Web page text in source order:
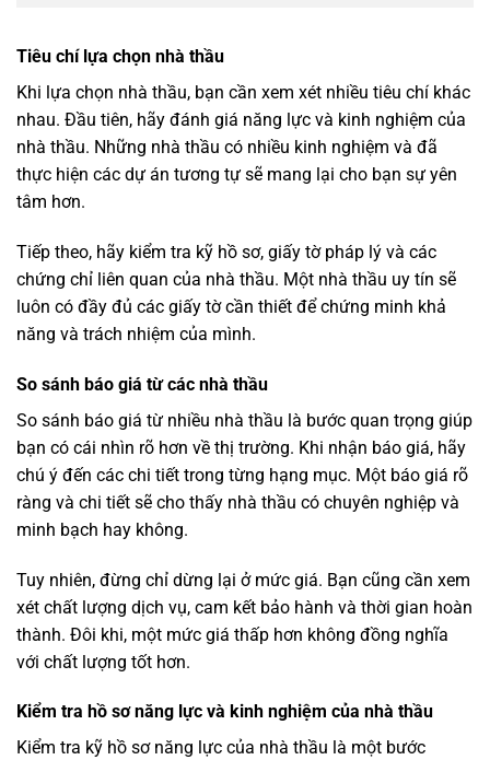
Tiêu chí lựa chọn nhà thầu
Khi lựa chọn nhà thầu, bạn cần xem xét nhiều tiêu chí khác
nhau. Đầu tiên, hãy đánh giá năng lực và kinh nghiệm của
nhà thầu. Những nhà thầu có nhiều kinh nghiệm và đã
thực hiện các dự án tương tự sẽ mang lại cho bạn sự yên
tâm hơn.
Tiếp theo, hãy kiểm tra kỹ hồ sơ, giấy tờ pháp lý và các
chứng chỉ liên quan của nhà thầu. Một nhà thầu uy tín sẽ
luôn có đầy đủ các giấy tờ cần thiết để chứng minh khả
năng và trách nhiệm của mình.
So sánh báo giá từ các nhà thầu
So sánh báo giá từ nhiều nhà thầu là bước quan trọng giúp
bạn có cái nhìn rõ hơn về thị trường. Khi nhận báo giá, hãy
chú ý đến các chi tiết trong từng hạng mục. Một báo giá rõ
ràng và chi tiết sẽ cho thấy nhà thầu có chuyên nghiệp và
minh bạch hay không.
Tuy nhiên, đừng chỉ dừng lại ở mức giá. Bạn cũng cần xem
xét chất lượng dịch vụ, cam kết bảo hành và thời gian hoàn
thành. Đôi khi, một mức giá thấp hơn không đồng nghĩa
với chất lượng tốt hơn.
Kiểm tra hồ sơ năng lực và kinh nghiệm của nhà thầu
Kiểm tra kỹ hồ sơ năng lực của nhà thầu là một bước